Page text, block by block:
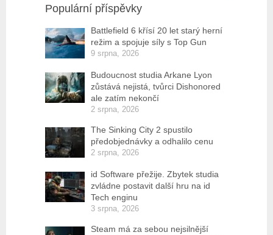
Populární příspěvky
Battlefield 6 křísí 20 let starý herní
režim a spojuje síly s Top Gun
9 srpna, 2026
Budoucnost studia Arkane Lyon
zůstává nejistá, tvůrci Dishonored
ale zatím nekončí
2 srpna, 2026
The Sinking City 2 spustilo
předobjednávky a odhalilo cenu
2 srpna, 2026
id Software přežije. Zbytek studia
zvládne postavit další hru na id
Tech enginu
3 srpna, 2026
Steam má za sebou nejsilnější